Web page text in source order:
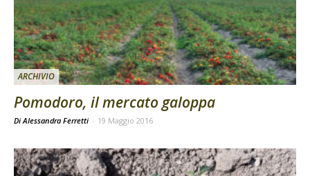
ARCHIVIO
Pomodoro, il mercato galoppa
Di Alessandra Ferretti - 19 Maggio 2016